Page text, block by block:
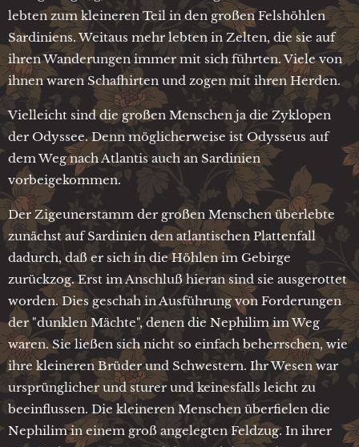
lebten zum kleineren Teil in den großen Felshöhlen
Sardiniens. Weitaus mehr lebten in Zelten, die sie auf
ihren Wanderungen immer mit sich führten. Viele von
ihnen waren Schafhirten und zogen mit ihren Herden.
Vielleicht sind die großen Menschen ja die Zyklopen
der Odyssee. Denn möglicherweise ist Odysseus auf
dem Weg nach Atlantis auch an Sardinien
vorbeigekommen.
Der Zigeunerstamm der großen Menschen überlebte
zunächst auf Sardinien den atlantischen Plattenfall
dadurch, daß er sich in die Höhlen im Gebirge
zurückzog. Erst im Anschluß hieran sind sie ausgerottet
worden. Dies geschah in Ausführung von Forderungen
der "dunklen Mächte", denen die Nephilim im Weg
waren. Sie ließen sich nicht so einfach beherrschen, wie
ihre kleineren Brüder und Schwestern. Ihr Wesen war
ursprünglicher und sturer und keinesfalls leicht zu
beeinflussen. Die kleineren Menschen überfielen die
Nephilim in einem groß angelegten Feldzug. In ihrer